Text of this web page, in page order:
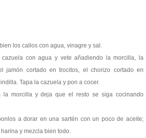
los callos con agua, vinagre y sal.
con agua y vete añadiendo la morcilla, la
jamón cortado en trocitos, el chorizo cortado en
Tapa la cazuela y pon a cocer.
la morcilla y deja que el resto se siga cocinando
a dorar en una sartén con un poco de aceite;
y mezcla bien todo.